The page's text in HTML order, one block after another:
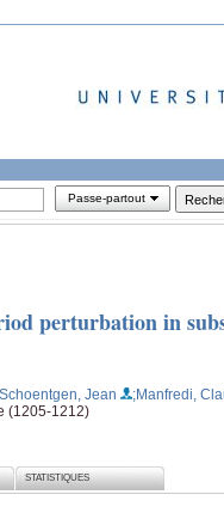
Passe-partout
perturbation in
Jean
;Manfredi,
(1205-1212)
STATISTIQUES